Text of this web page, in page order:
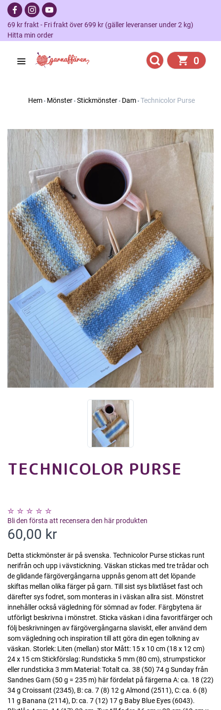
69 kr frakt - Fri frakt över 699 kr (gäller leveranser under 2 kg)
Hitta min order
0
Hem Mönster Stickmönster Dam Technicolor Purse
TECHNICOLOR PURSE
Bli den första att recensera den här produkten
60,00 kr
Detta stickmönster är på svenska. Technicolor Purse stickas runt
nerifrån och upp i vävstickning. Väskan stickas med tre trådar och
de glidande färgövergångarna uppnås genom att det löpande
skiftas mellan olika färger på garn. Till sist sys blixtlåset fast och
därefter sys fodret, som monteras in i väskan allra sist. Mönstret
innehåller också vägledning för sömnad av foder. Färgbytena är
utförligt beskrivna i mönstret. Sticka väskan i dina favoritfärger och
följ beskrivningen av färgövergångarna slaviskt, eller använd dem
som vägledning och inspiration till att göra din egen tolkning av
väskan. Storlek: Liten (mellan) stor Mått: 15 x 10 cm (18 x 12 cm)
24 x 15 cm Stickförslag: Rundsticka 5 mm (80 cm), strumpstickor
eller rundsticka 3 mm Material: Totalt ca. 38 (50) 74 g Sunday från
Sandnes Garn (50 g = 235 m) här fördelat på färgerna A: ca. 18 (22)
34 g Croissant (2345), B: ca. 7 (8) 12 g Almond (2511), C: ca. 6 (8)
11 g Banana (2114), D: ca. 7 (12) 17 g Baby Blue Eyes (6043).